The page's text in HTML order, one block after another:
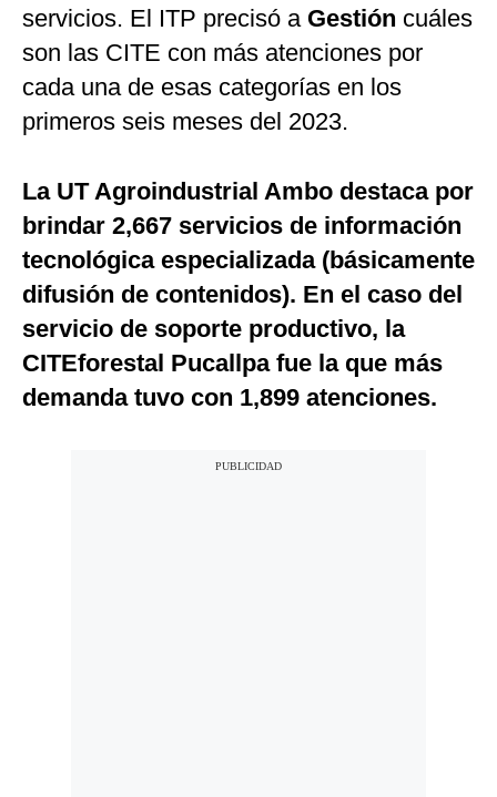
servicios. El ITP precisó a Gestión cuáles
son las CITE con más atenciones por
cada una de esas categorías en los
primeros seis meses del 2023.
La UT Agroindustrial Ambo destaca por
brindar 2,667 servicios de información
tecnológica especializada (básicamente
difusión de contenidos). En el caso del
servicio de soporte productivo, la
CITEforestal Pucallpa fue la que más
demanda tuvo con 1,899 atenciones.